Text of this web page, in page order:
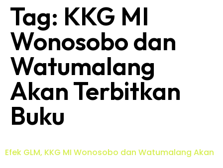
Tag: KKG MI
Wonosobo dan
Watumalang
Akan Terbitkan
Buku
Efek GLM, KKG MI Wonosobo dan Watumalang Akan